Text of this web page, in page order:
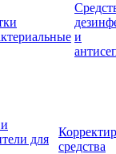
и
для
средства